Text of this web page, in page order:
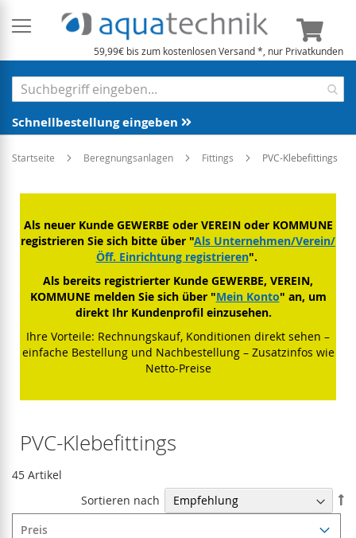
59,99€ bis zum kostenlosen Versand *, nur Privatkunden
Mein
Schnellbestellung eingeben
Startseite Beregnungsanlagen Fittings PVC-Klebefittings
Als neuer Kunde GEWERBE oder VEREIN oder KOMMUNE
registrieren Sie sich bitte über "Als Unternehmen/Verein/
Öff. Einrichtung registrieren".
Als bereits registrierter Kunde GEWERBE, VEREIN,
KOMMUNE melden Sie sich über "Mein Konto" an, um
direkt Ihr Kundenprofil einzusehen.
Ihre Vorteile: Rechnungskauf, Konditionen direkt sehen –
einfache Bestellung und Nachbestellung – Zusatzinfos wie
Netto-Preise
PVC-Klebefittings
45 Artikel
Sortieren nach
In
Preis